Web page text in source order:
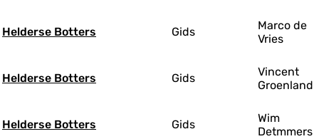
Helderse Botters Gids
Marco de
Vries
Helderse Botters Gids
Vincent
Groenland
Helderse Botters Gids
Wim
Detmmers